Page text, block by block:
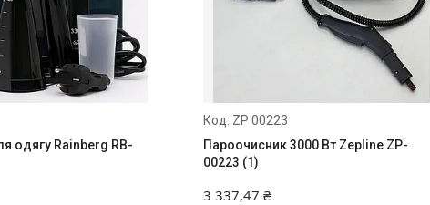
одягу Rainberg RB-
ZP 00223
Пароочисник 3000 Вт Zepline ZP-
00223 (1)
3 337,47 ₴